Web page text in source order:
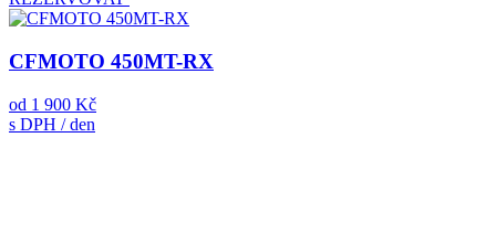
CFMOTO 450MT-RX
od 1 900 Kč
s DPH / den